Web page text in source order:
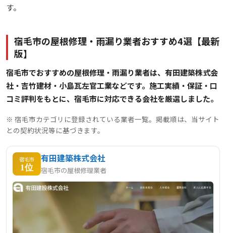
す。
宿毛市の屋根修理・雨漏り業者おすすめ4選【最新
版】
宿毛市でおすすめの屋根修理・雨漏り業者は、有田建築株式会
社・吉竹建材・小島瓦左官工業などです。施工実績・保証・口
コミ評判をもとに、宿毛市に対応できる会社を厳選しました。
※ 宿毛市カテゴリに登録されている業者一覧。掲載順は、当サイト
との契約状況等に基づきます。
宿毛市
1位
有田建築株式会社
宿毛市の屋根修理業者